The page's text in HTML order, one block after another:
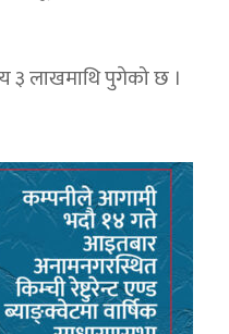
३ लाखमाथि पुगेको छ ।